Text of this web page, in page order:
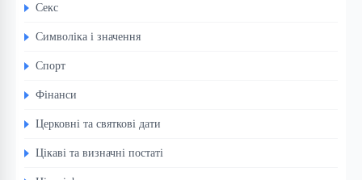
Секс
Символіка і значення
Спорт
Фінанси
Церковні та святкові дати
Цікаві та визначні постаті